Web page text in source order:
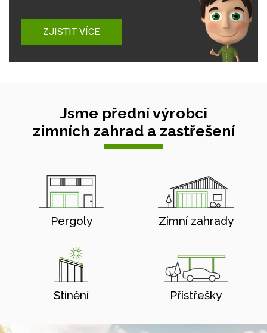
ZJISTIT VÍCE
Jsme přední výrobci
zimních zahrad a zastřešení
Pergoly Zimní zahrady
Stínění Přístřešky